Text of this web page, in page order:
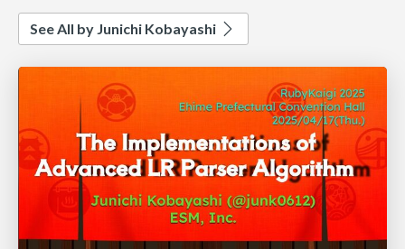
See All by Junichi Kobayashi